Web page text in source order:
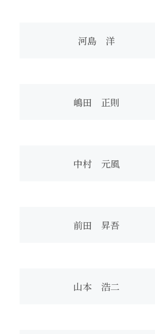
河島 洋
嶋田 正則
中村 元風
前田 昇吾
山本 浩二